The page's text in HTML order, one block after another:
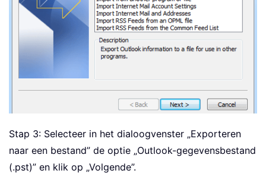
Stap 3: Selecteer in het dialoogvenster „Exporteren
naar een bestand” de optie „Outlook-gegevensbestand
(.pst)” en klik op „Volgende”.